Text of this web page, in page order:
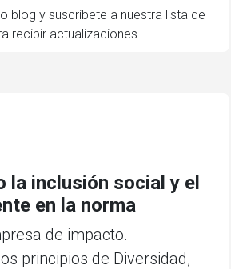
blog y suscríbete a nuestra lista de
recibir actualizaciones.
la inclusión social y el
en la norma
de impacto.
principios de Diversidad,